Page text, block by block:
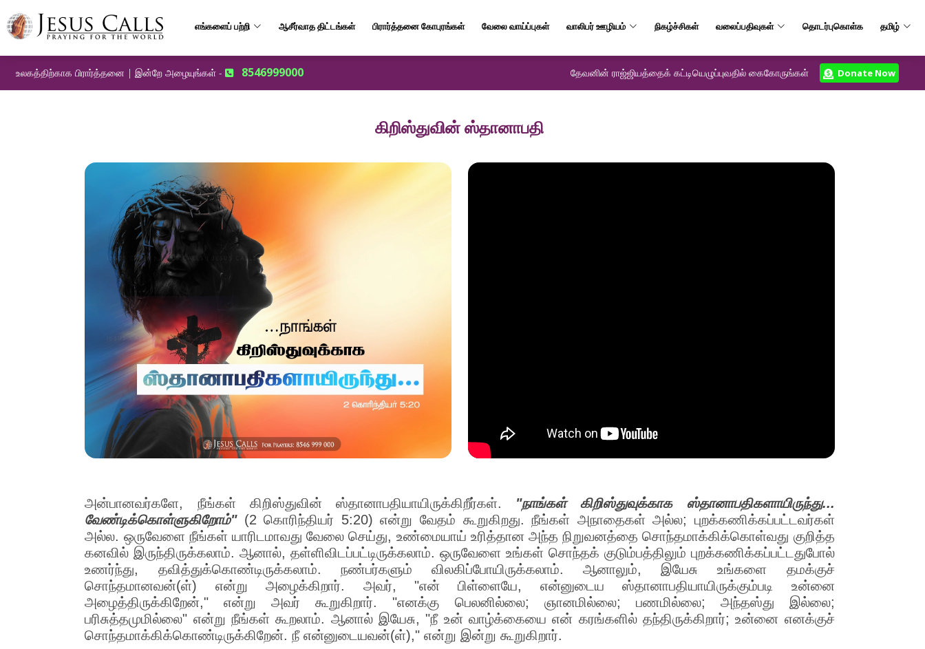
எங்களைப் பற்றி ஆசீர்வாத திட்டங்கள் பிரார்த்தனை கோபுரங்கள் வேலை வாய்ப்புகள் வாலிபர் ஊழியம் நிகழ்ச்சிகள் வலைப்பதிவுகள் தொடர்புகொள்க தமிழ்
உலகத்திற்காக பிரார்த்தனை | இன்றே அழையுங்கள் - 8546999000 தேவனின் ராஜ்ஜியத்தைக் கட்டியெழுப்புவதில் கைகோருங்கள் Donate Now
கிறிஸ்துவின் ஸ்தானாபதி
அன்பானவர்களே, நீங்கள் கிறிஸ்துவின் ஸ்தானாபதியாயிருக்கிறீர்கள். "நாங்கள் கிறிஸ்துவுக்காக ஸ்தானாபதிகளாயிருந்து...
வேண்டிக்கொள்ளுகிறோம்" (2 கொரிந்தியர் 5:20) என்று வேதம் கூறுகிறது. நீங்கள் அநாதைகள் அல்ல; புறக்கணிக்கப்பட்டவர்கள்
அல்ல. ஒருவேளை நீங்கள் யாரிடமாவது வேலை செய்து, உண்மையாய் உரித்தான அந்த நிறுவனத்தை சொந்தமாக்கிக்கொள்வது குறித்த
கனவில் இருந்திருக்கலாம். ஆனால், தள்ளிவிடப்பட்டிருக்கலாம். ஒருவேளை உங்கள் சொந்தக் குடும்பத்திலும் புறக்கணிக்கப்பட்டதுபோல்
உணர்ந்து, தவித்துக்கொண்டிருக்கலாம். நண்பர்களும் விலகிப்போயிருக்கலாம். ஆனாலும், இயேசு உங்களை தமக்குச்
சொந்தமானவன்(ள்) என்று அழைக்கிறார். அவர், "என் பிள்ளையே, என்னுடைய ஸ்தானாபதியாயிருக்கும்படி உன்னை
அழைத்திருக்கிறேன்," என்று அவர் கூறுகிறார். "எனக்கு பெலனில்லை; ஞானமில்லை; பணமில்லை; அந்தஸ்து இல்லை;
பரிசுத்தமுமில்லை" என்று நீங்கள் கூறலாம். ஆனால் இயேசு, "நீ உன் வாழ்க்கையை என் கரங்களில் தந்திருக்கிறார்; உன்னை எனக்குச்
சொந்தமாக்கிக்கொண்டிருக்கிறேன். நீ என்னுடையவன்(ள்)," என்று இன்று கூறுகிறார்.